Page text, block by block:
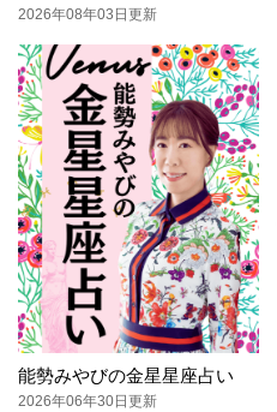
2026年08年03日更新
能勢みやびの金星星座占い
2026年06年30日更新